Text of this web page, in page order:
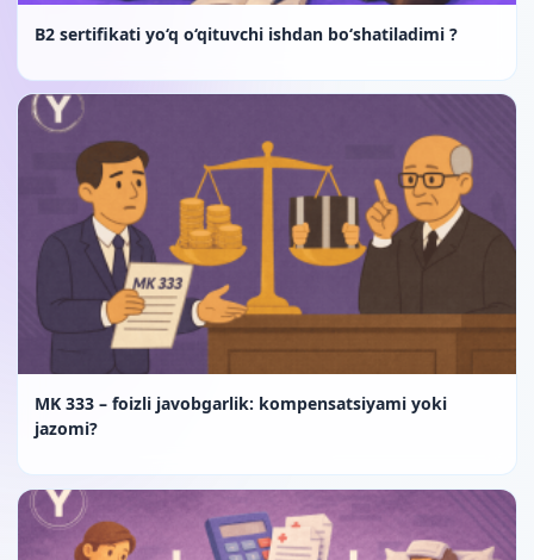
B2 sertifikati yo‘q o‘qituvchi ishdan bo‘shatiladimi ?
MK 333 – foizli javobgarlik: kompensatsiyami yoki
jazomi?